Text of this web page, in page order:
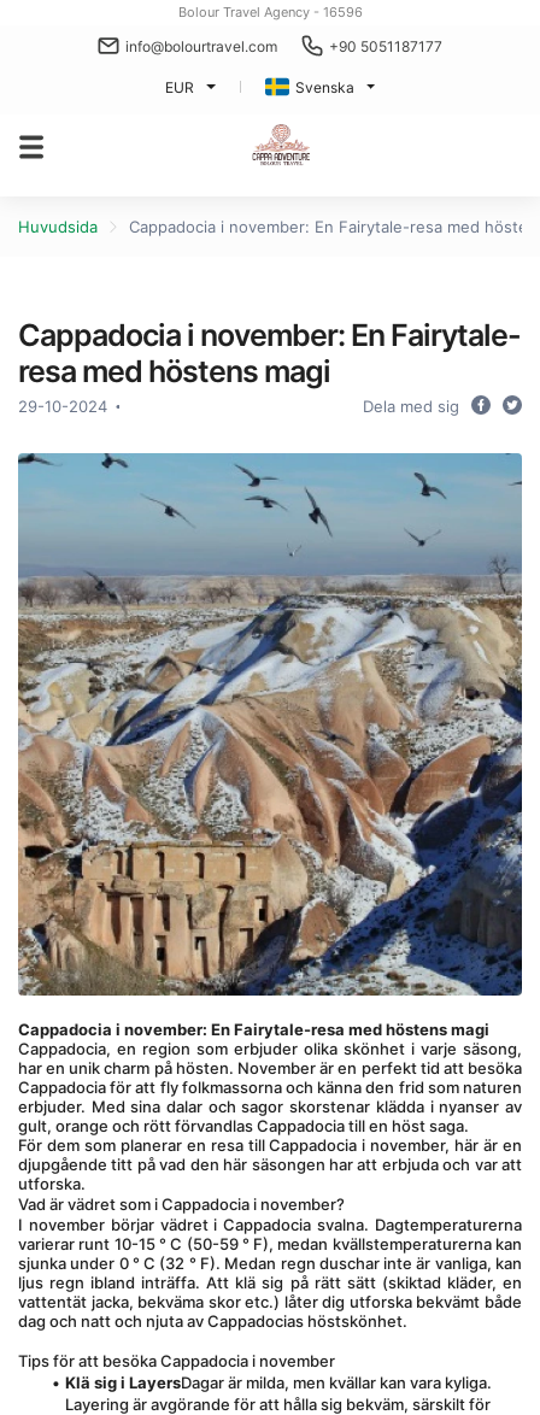
Bolour Travel Agency - 16596
info@bolourtravel.com +90 5051187177
EUR Svenska
Huvudsida Cappadocia i november: En Fairytale-resa med
Cappadocia i november: En Fairytale-
resa med höstens magi
29-10-2024 Dela med sig
Cappadocia i november: En Fairytale-resa med höstens magi
Cappadocia, en region som erbjuder olika skönhet i varje säsong,
har en unik charm på hösten. November är en perfekt tid att besöka
Cappadocia för att fly folkmassorna och känna den frid som naturen
erbjuder. Med sina dalar och sagor skorstenar klädda i nyanser av
gult, orange och rött förvandlas Cappadocia till en höst saga.
För dem som planerar en resa till Cappadocia i november, här är en
djupgående titt på vad den här säsongen har att erbjuda och var att
utforska.
Vad är vädret som i Cappadocia i november?
I november börjar vädret i Cappadocia svalna. Dagtemperaturerna
varierar runt 10-15 ° C (50-59 ° F), medan kvällstemperaturerna kan
sjunka under 0 ° C (32 ° F). Medan regn duschar inte är vanliga, kan
ljus regn ibland inträffa. Att klä sig på rätt sätt (skiktad kläder, en
vattentät jacka, bekväma skor etc.) låter dig utforska bekvämt både
dag och natt och njuta av Cappadocias höstskönhet.
Tips för att besöka Cappadocia i november
Klä sig i LayersDagar är milda, men kvällar kan vara kyliga.
Layering är avgörande för att hålla sig bekväm, särskilt för